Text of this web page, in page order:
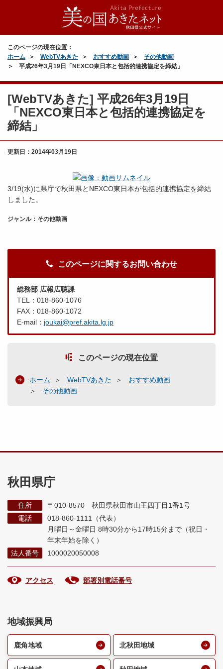
このページの現在位置：
ホーム
WebTVあきた おすすめ動画
その他動画
平成26年3月19日「NEXCO東日本と包括的連携協定を締結」
[WebTVあきた] 平成26年3月19日
「NEXCO東日本と包括的連携協定を
締結」
更新日： 2014年03月19日
3/19(水)に県庁で秋田県とNEXCO東日本が包括的連携協定を締結
しました。
ジャンル：その他動画
このページに関するお問い合わせ
総務部 広報広聴課
TEL：018-860-1076
FAX：018-860-1072
E-mail： joukai@pref.akita.lg.jp
このページの現在位置
ホーム WebTVあきた
おすすめ動画
その他動画
秋田県庁
住所
〒010-8570 秋田県秋田市山王四丁目1番1号
電話
018-860-1111（代表）
月曜日～金曜日 8時30分から17時15分まで （祝日・
年末年始を除く）
法人番号
1000020050008
アクセス 部署別電話番号
地域振興局
鹿角地域 北秋田地域